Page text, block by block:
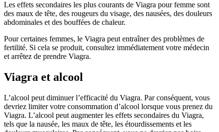
Les effets secondaires les plus courants de Viagra pour femme sont
des maux de tête, des rougeurs du visage, des nausées, des douleurs
abdominales et des bouffées de chaleur.
Pour certaines femmes, le Viagra peut entraîner des problèmes de
fertilité. Si cela se produit, consultez immédiatement votre médecin
et arrêtez de prendre Viagra.
Viagra et alcool
L’alcool peut diminuer l’efficacité du Viagra. Par conséquent, vous
devriez limiter votre consommation d’alcool lorsque vous prenez du
Viagra. L’alcool peut augmenter les effets secondaires du Viagra,
tels que la nausée, les maux de tête, les étourdissements et les